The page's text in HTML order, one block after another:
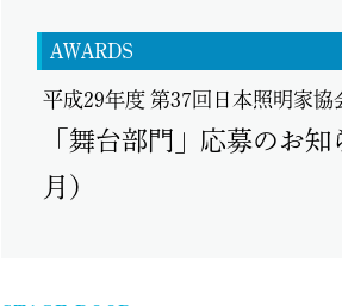
AWARDS
平成29年度 第37回日本照明家協
「舞台部門」応募のお
月）